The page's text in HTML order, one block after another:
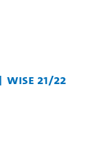
WiSe 21/22